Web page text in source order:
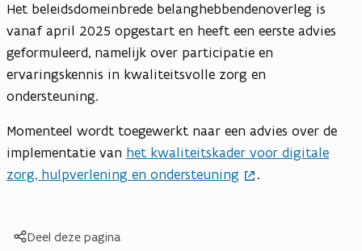
Het beleidsdomeinbrede belanghebbendenoverleg is
vanaf april 2025 opgestart en heeft een eerste advies
geformuleerd, namelijk over participatie en
ervaringskennis in kwaliteitsvolle zorg en
ondersteuning.
Momenteel wordt toegewerkt naar een advies over de
implementatie van het kwaliteitskader voor digitale
zorg, hulpverlening en ondersteuning
.
Deel deze pagina